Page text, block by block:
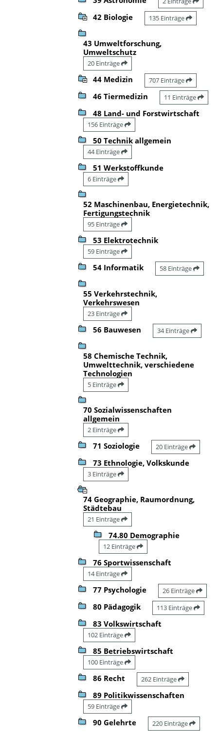
42 Biologie 135 Einträge
43 Umweltforschung,
Umweltschutz
20 Einträge
44 Medizin 707 Einträge
46 Tiermedizin 11 Einträge
48 Land- und Forstwirtschaft
156 Einträge
50 Technik allgemein
44 Einträge
51 Werkstoffkunde
6 Einträge
52 Maschinenbau, Energietechnik,
Fertigungstechnik
95 Einträge
53 Elektrotechnik
59 Einträge
54 Informatik 58 Einträge
55 Verkehrstechnik,
Verkehrswesen
23 Einträge
56 Bauwesen 34 Einträge
58 Chemische Technik,
Umwelttechnik, verschiedene
Technologien
5 Einträge
70 Sozialwissenschaften
allgemein
2 Einträge
71 Soziologie 20 Einträge
73 Ethnologie, Volkskunde
3 Einträge
74 Geographie, Raumordnung,
Städtebau
21 Einträge
74.80 Demographie
12 Einträge
76 Sportwissenschaft
14 Einträge
77 Psychologie 26 Einträge
80 Pädagogik 113 Einträge
83 Volkswirtschaft
102 Einträge
85 Betriebswirtschaft
100 Einträge
86 Recht 262 Einträge
89 Politikwissenschaften
59 Einträge
90 Gelehrte 220 Einträge